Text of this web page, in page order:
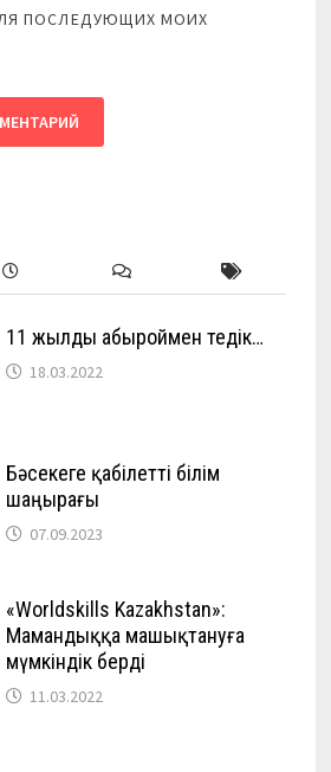
ПОСЛЕДУЮЩИХ МОИХ
11 жылды абыроймен өтедік…
18.03.2022
Бәсекеге қабілетті білім
шаңырағы
07.09.2023
«Worldskills Kazakhstan»:
Мамандыққа машықтануға
мүмкіндік берді
11.03.2022